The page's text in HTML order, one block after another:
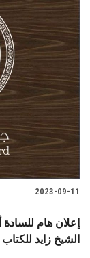
2023-09-11
إعلان هام
الشيخ زايد للكتاب 2023